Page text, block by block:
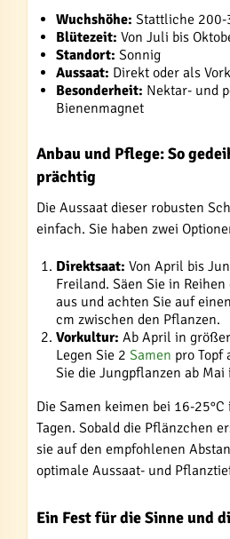
Wuchshöhe: Stattliche 200-
Blütezeit: Von Juli bis
Standort: Sonnig
Aussaat: Direkt oder als
Besonderheit: Nektar- und
Bienenmagnet
Anbau und Pflege: So
prächtig
Die Aussaat dieser robusten
einfach. Sie haben zwei
Direktsaat: Von April bis
Freiland. Säen Sie in
aus und achten Sie auf
cm zwischen den Pflanzen.
Vorkultur: Ab April in
Legen Sie 2 Samen pro Topf
Sie die Jungpflanzen ab Mai
Die Samen keimen bei 16-
Tagen. Sobald die Pflänzchen
sie auf den empfohlenen
optimale Aussaat- und
Ein Fest für die Sinne und